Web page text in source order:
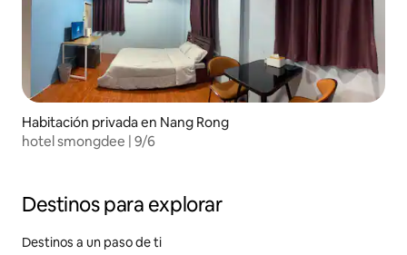
Habitación privada en Nang Rong
hotel smongdee | 9/6
Destinos para explorar
Destinos a un paso de ti